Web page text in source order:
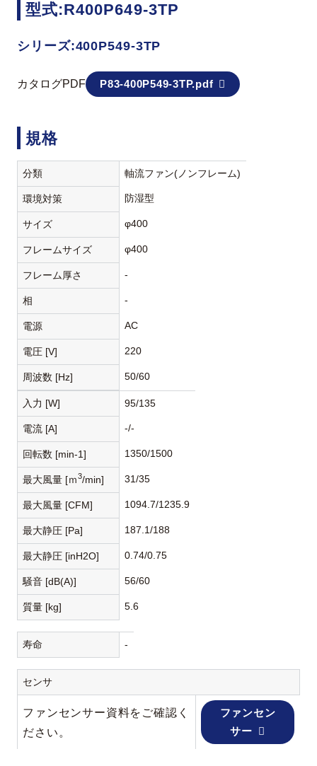
型式:R400P649-3TP
シリーズ:400P549-3TP
カタログPDF P83-400P549-3TP.pdf
規格
分類 軸流ファン(ノンフレーム)
環境対策 防湿型
サイズ φ400
フレームサイズ φ400
フレーム厚さ -
相 -
電源 AC
電圧 [V] 220
周波数 [Hz] 50/60
入力 [W] 95/135
電流 [A] -/-
回転数 [min-1] 1350/1500
最大風量 [ｍ3/min] 31/35
最大風量 [CFM] 1094.7/1235.9
最大静圧 [Pa] 187.1/188
最大静圧 [inH2O] 0.74/0.75
騒音 [dB(A)] 56/60
質量 [kg] 5.6
寿命 -
センサ
ファンセンサー資料をご確認く
ださい。
ファンセン
サー